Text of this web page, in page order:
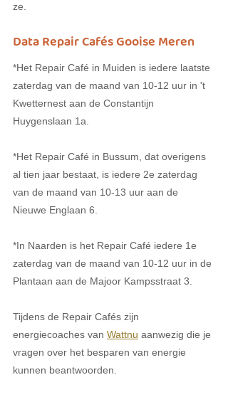
ze.
Data Repair Cafés Gooise Meren
*Het Repair Café in Muiden is iedere laatste
zaterdag van de maand van 10-12 uur in 't
Kwetternest aan de Constantijn
Huygenslaan 1a.
*Het Repair Café in Bussum, dat overigens
al tien jaar bestaat, is iedere 2e zaterdag
van de maand van 10-13 uur aan de
Nieuwe Englaan 6.
*In Naarden is het Repair Café iedere 1e
zaterdag van de maand van 10-12 uur in de
Plantaan aan de Majoor Kampsstraat 3.
Tijdens de Repair Cafés zijn
energiecoaches van Wattnu aanwezig die je
vragen over het besparen van energie
kunnen beantwoorden.